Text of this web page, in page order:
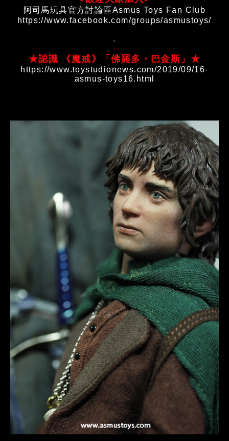
阿司馬玩具官方討論區Asmus Toys Fan Club
https://www.facebook.com/groups/asmustoys/
.
★認識 《魔戒》「佛羅多・巴金斯」★
https://www.toystudionews.com/2019/09/16-
asmus-toys16.html